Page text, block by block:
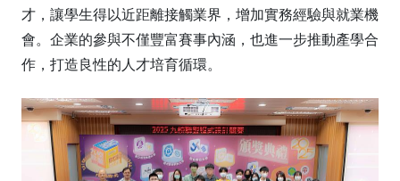
才，讓學生得以近距離接觸業界，增加實務經驗與就業機
會。企業的參與不僅豐富賽事內涵，也進一步推動產學合
作，打造良性的人才培育循環。